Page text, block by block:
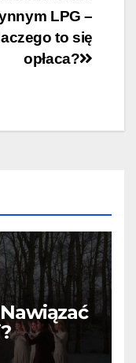
LPG –
to się
opłaca?